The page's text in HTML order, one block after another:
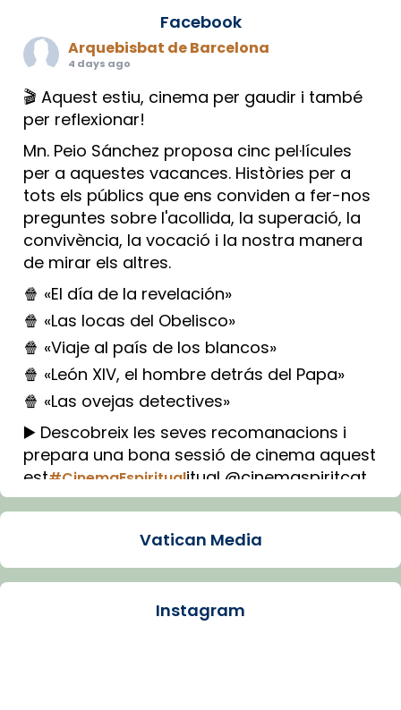
Facebook
Arquebisbat de Barcelona
4 days ago
🎬 Aquest estiu, cinema per gaudir i també
per reflexionar!
Mn. Peio Sánchez proposa cinc pel·lícules
per a aquestes vacances. Històries per a
tots els públics que ens conviden a fer-nos
preguntes sobre l'acollida, la superació, la
convivència, la vocació i la nostra manera
de mirar els altres.
🍿 «El día de la revelación»
🍿 «Las locas del Obelisco»
🍿 «Viaje al país de los blancos»
🍿 «León XIV, el hombre detrás del Papa»
🍿 «Las ovejas detectives»
▶️ Descobreix les seves recomanacions i
prepara una bona sessió de cinema aquest
est#CinemaEspiritualitual @cinemaspiritcat
Imatge: Generada amb IA (OpenAI)
Arquebisbat de Barcelona
Vatican Media
Instagram